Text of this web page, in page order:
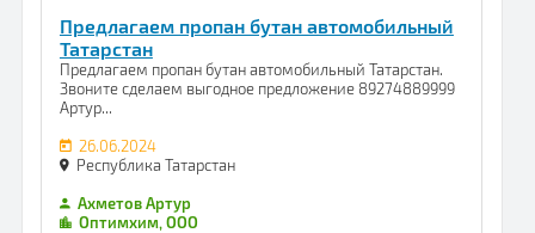
Предлагаем пропан бутан автомобильный
Татарстан
Предлагаем пропан бутан автомобильный Татарстан.
Звоните сделаем выгодное предложение 89274889999
Артур...
26.06.2024
Республика Татарстан
Ахметов Артур
Оптимхим, ООО